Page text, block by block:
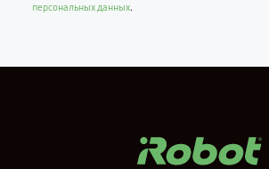
персональных данных.